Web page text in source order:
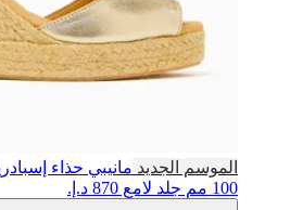
الموسم الجديد مانيبي حذاء
100 مم جلد لامع
870 د.إ.